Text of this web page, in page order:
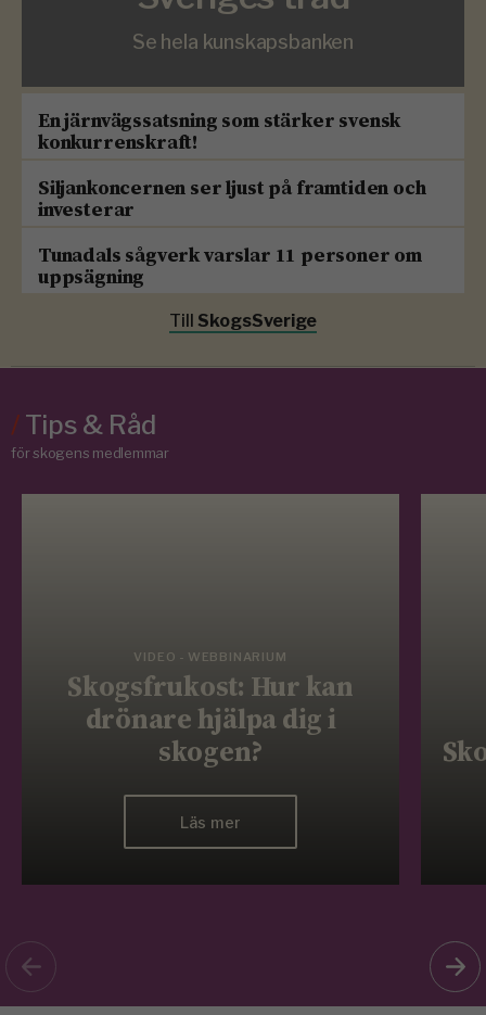
Se hela kunskapsbanken
En järnvägssatsning som stärker svensk
konkurrenskraft!
Siljankoncernen ser ljust på framtiden och
investerar
Tunadals sågverk varslar 11 personer om
uppsägning
Till SkogsSverige
/Tips & Råd
för skogens medlemmar
VIDEO - WEBBINARIUM
Skogsfrukost: Hur kan
drönare hjälpa dig i
skogen?
Läs mer